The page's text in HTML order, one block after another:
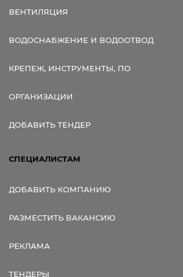
ВЕНТИЛЯЦИЯ
ВОДОСНАБЖЕНИЕ И ВОДООТВОД
КРЕПЕЖ, ИНСТРУМЕНТЫ, ПО
ОРГАНИЗАЦИИ
ДОБАВИТЬ ТЕНДЕР
СПЕЦИАЛИСТАМ
ДОБАВИТЬ КОМПАНИЮ
РАЗМЕСТИТЬ ВАКАНСИЮ
РЕКЛАМА
ТЕНДЕРЫ